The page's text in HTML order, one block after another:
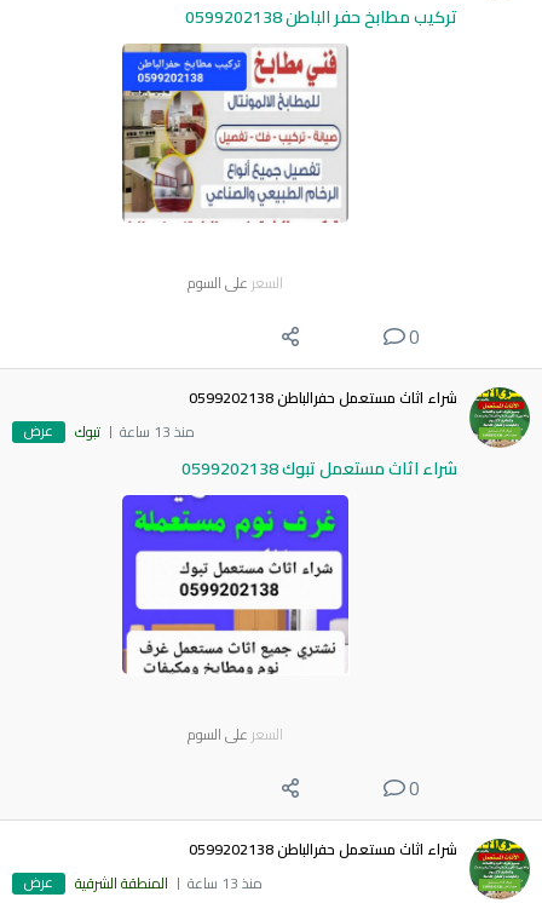
تركيب مطابخ حفر الباطن 0599202138
السعر على السوم
0
شراء اثاث مستعمل حفرالباطن 0599202138
منذ 13 ساعة
تبوك عرض
شراء اثاث مستعمل تبوك 0599202138
السعر على السوم
0
شراء اثاث مستعمل حفرالباطن 0599202138
منذ 13 ساعة
المنطقة الشرقية عرض